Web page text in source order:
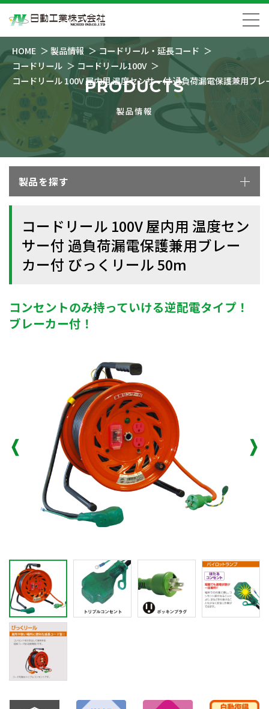
HOME 製品情報
コードリール・延長コード
コードリール
コードリール100V
コードリール 100V 屋内用 温度センサー付 過負荷漏電保護兼用ブ
PRODUCTS
製品情報
製品を探す
コードリール 100V 屋内用 温度セン
サー付 過負荷漏電保護兼用ブレー
カー付 びっくリール 50m
コンセントのみ持っていける逆配電タイプ！
ブレーカー付！